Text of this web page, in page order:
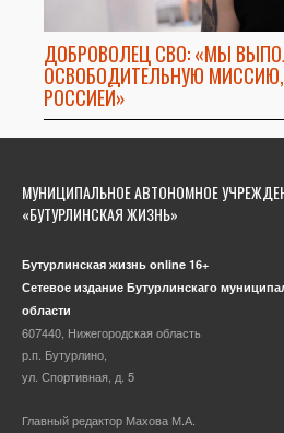
ДОБРОВОЛЕЦ СВО: «МЫ
ОСВОБОДИТЕЛЬНУЮ
РОССИЕЙ»
МУНИЦИПАЛЬНОЕ АВТОНОМНОЕ
«БУТУРЛИНСКАЯ ЖИЗНЬ»
Бутурлинская жизнь online 16+
Сетевое издание Бутурлинскаго
области
607440, Нижегородская область
р.п. Бутурлино,
ул. Спортивная, д. 5
Главный редактор Махова М.А.